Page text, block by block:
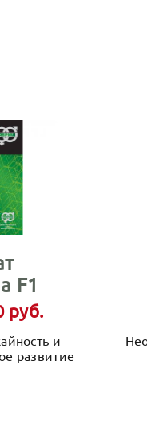
F1
руб.
и
развитие